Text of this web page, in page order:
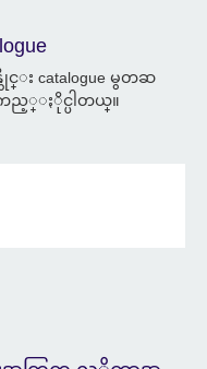
င္း catalogue မွတဆ
ည့္ႏိုင္ပါတယ္။